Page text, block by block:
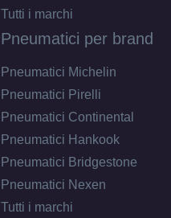
Tutti i marchi
Pneumatici per brand
Pneumatici Michelin
Pneumatici Pirelli
Pneumatici Continental
Pneumatici Hankook
Pneumatici Bridgestone
Pneumatici Nexen
Tutti i marchi